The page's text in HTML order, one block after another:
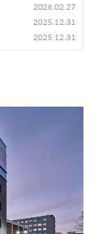
2026.02.27
2025.12.31
2025.12.31